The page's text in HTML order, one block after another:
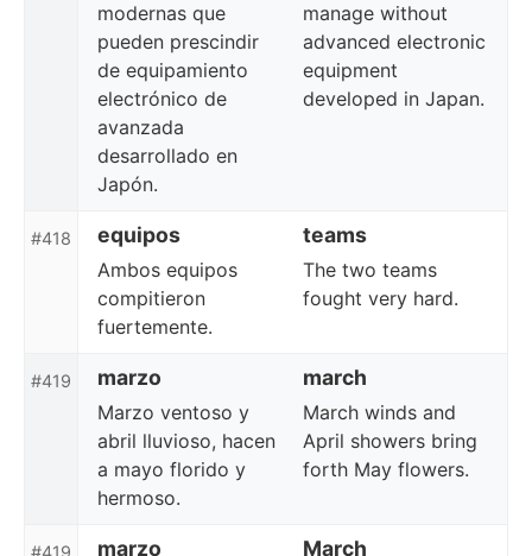
modernas que
pueden prescindir
de equipamiento
electrónico de
avanzada
desarrollado en
Japón.
manage without
advanced electronic
equipment
developed in Japan.
#418 equipos teams
Ambos equipos
compitieron
fuertemente.
The two teams
fought very hard.
#419 marzo march
Marzo ventoso y
abril lluvioso, hacen
a mayo florido y
hermoso.
March winds and
April showers bring
forth May flowers.
#419 marzo March